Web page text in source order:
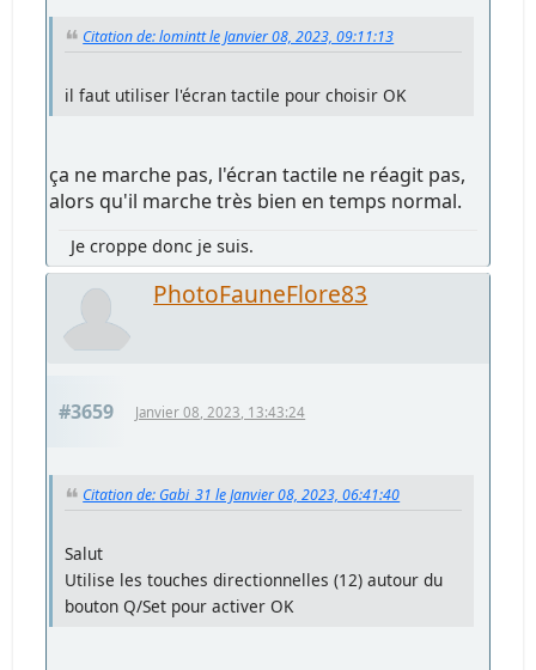
Citation de: lomintt le Janvier 08, 2023, 09:11:13
il faut utiliser l'écran tactile pour choisir OK
ça ne marche pas, l'écran tactile ne réagit pas,
alors qu'il marche très bien en temps normal.
Je croppe donc je suis.
PhotoFauneFlore83
#3659 Janvier 08, 2023, 13:43:24
Citation de: Gabi_31 le Janvier 08, 2023, 06:41:40
Salut
Utilise les touches directionnelles (12) autour du
bouton Q/Set pour activer OK